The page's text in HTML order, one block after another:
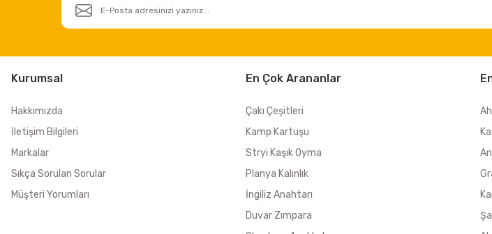
Kurumsal
Hakkımızda
İletişim Bilgileri
Markalar
Sıkça Sorulan Sorular
Müşteri Yorumları
En Çok Arananlar
Çakı Çeşitleri
Kamp Kartuşu
Stryi Kaşık Oyma
Planya Kalınlık
İngiliz Anahtarı
Duvar Zımpara